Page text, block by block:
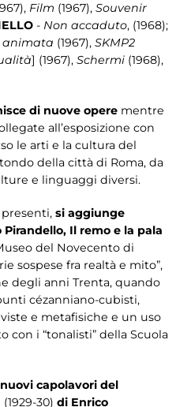
Film (1967), Souvenir
- Non accaduto, (1968);
animata (1967), SKMP2
] (1967), Schermi (1968),
di nuove opere mentre
all’esposizione con
le arti e la cultura del
della città di Roma, da
e linguaggi diversi.
si aggiunge
Il remo e la pala
del Novecento di
sospese fra realtà e mito”,
degli anni Trenta, quando
cézanniano-cubisti,
e metafisiche e un uso
con i “tonalisti” della Scuola
capolavori del
(1929-30) di Enrico